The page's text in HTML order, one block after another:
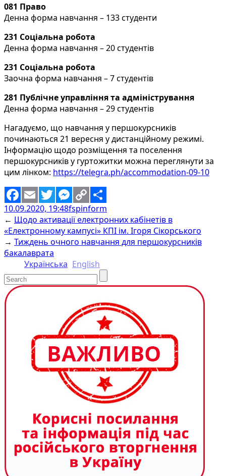
081 Право
Денна форма навчання – 133 студенти
231 Соціальна робота
Денна форма навчання – 20 студентів
231 Соціальна робота
Заочна форма навчання – 7 студентів
281 Публічне управління та адміністрування
Денна форма навчання – 29 студентів
Нагадуємо, що навчання у першокурсників
починаються 21 вересня у дистанційному режимі.
Інформацію щодо розміщення та поселення
першокурсників у гуртожитки можна переглянути за
цим лінком: https://telegra.ph/accommodation-09-10
Facebook
EmailTwitterMessenger
Copy
Link
Share
10.09.2020, 19:48fspinform
← Щодо активації електронних кабінетів в
«Електронному кампусі» КПІ ім. Ігоря Сікорського
→ Тиждень очного навчання для першокурсників
бакалаврата
Українська English